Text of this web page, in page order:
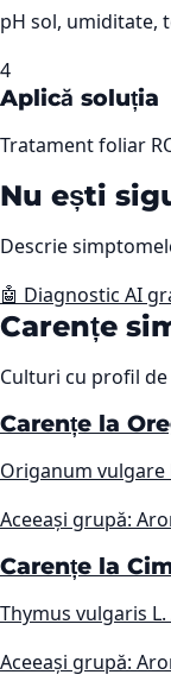
pH sol, umiditate,
4
Aplică soluția
Tratament foliar
Nu ești
Descrie
🤖 Diagnostic AI
Carențe
Culturi cu profil
Carențe la
Origanum vulgare
Aceeași grupă:
Carențe la
Thymus vulgaris
Aceeași grupă: